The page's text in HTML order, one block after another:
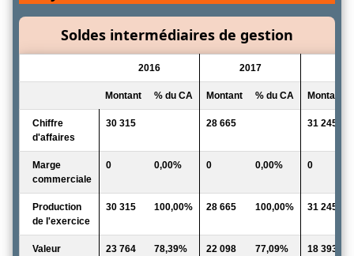
Soldes intermédiaires de gestion
2016 2017
Montant % du CA Montant % du CA Montant
Chiffre
d'affaires
30 315 28 665 31 245
Marge
commerciale
0 0,00% 0 0,00% 0
Production
de l'exercice
30 315 100,00% 28 665 100,00% 31 245
Valeur
23 764 78,39% 22 098 77,09% 18 393